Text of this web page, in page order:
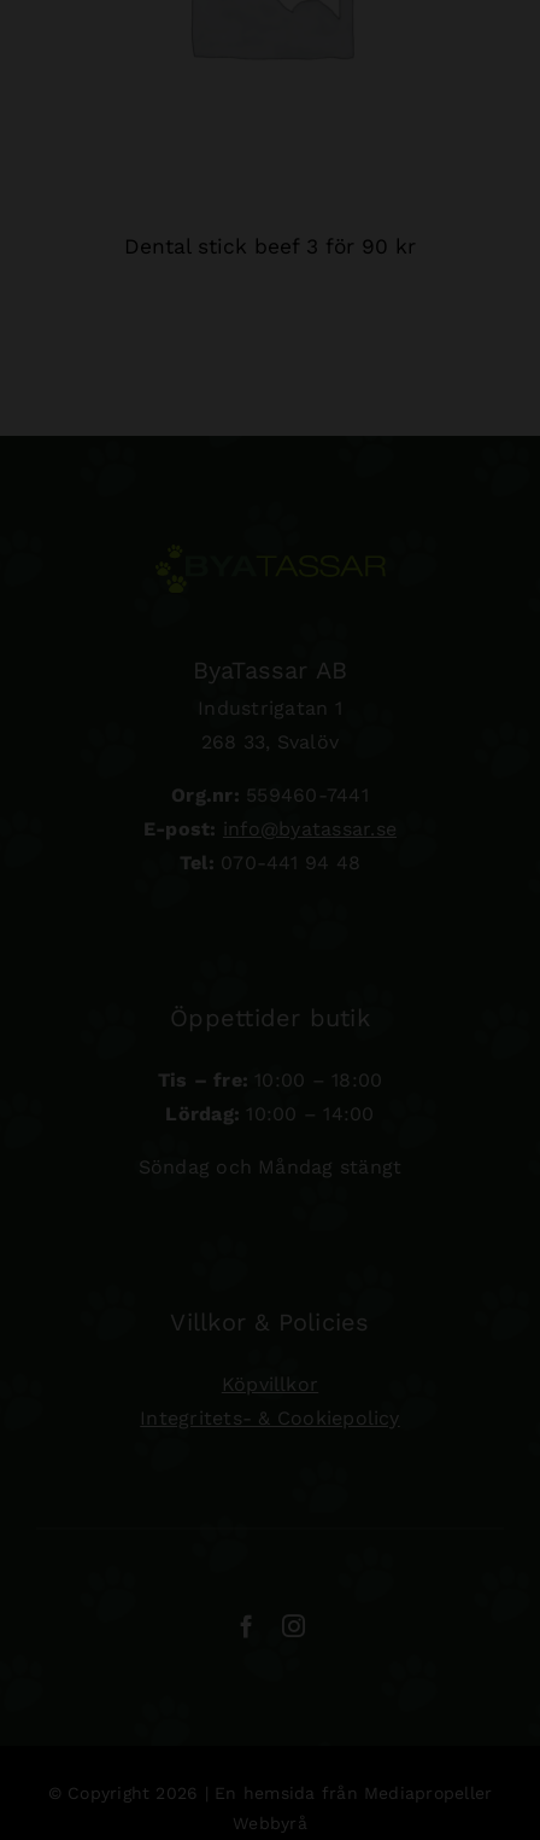
Dental stick beef 3 för 90 kr
ByaTassar AB
Industrigatan 1
268 33, Svalöv
Org.nr: 559460-7441
E-post: info@byatassar.se
Tel: 070-441 94 48
Öppettider butik
Tis – fre: 10:00 – 18:00
Lördag: 10:00 – 14:00
Söndag och Måndag stängt
Villkor & Policies
Köpvillkor
Integritets- & Cookiepolicy
© Copyright 2026 | En hemsida från Mediapropeller
Webbyrå